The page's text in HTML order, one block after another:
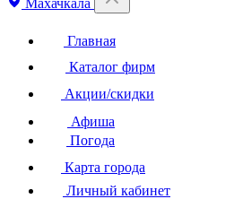
Махачкала
Главная
Каталог фирм
Акции/скидки
Афиша
Погода
Карта города
Личный кабинет